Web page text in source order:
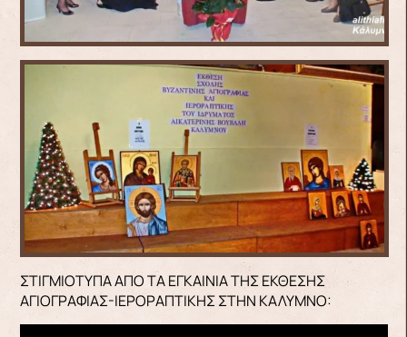
ΣΤΙΓΜΙΟΤΥΠΑ ΑΠΟ ΤΑ ΕΓΚΑΙΝΙΑ ΤΗΣ ΕΚΘΕΣΗΣ
ΑΓΙΟΓΡΑΦΙΑΣ-ΙΕΡΟΡΑΠΤΙΚΗΣ ΣΤΗΝ ΚΑΛΥΜΝΟ: